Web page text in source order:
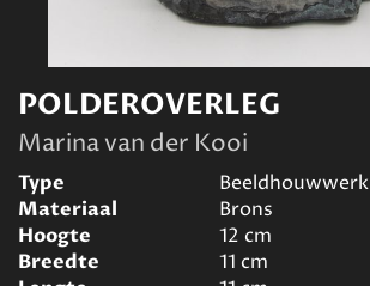
POLDEROVERLEG
Marina van der Kooi
Type
Beeldhouwwerk
Materiaal
Brons
Hoogte
12 cm
Breedte
11 cm